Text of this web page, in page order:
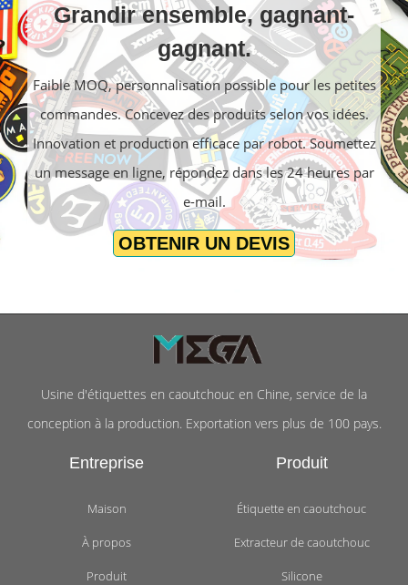
Grandir ensemble, gagnant-
gagnant.
Faible MOQ, personnalisation possible pour les petites
commandes. Concevez des produits selon vos idées.
Innovation et production efficace par robot. Soumettez
un message en ligne, répondez dans les 24 heures par
e-mail.
OBTENIR UN DEVIS
Usine d'étiquettes en caoutchouc en Chine, service de la
conception à la production. Exportation vers plus de 100 pays.
Entreprise
Maison
À propos
Produit
Produit
Étiquette en caoutchouc
Extracteur de caoutchouc
Silicone